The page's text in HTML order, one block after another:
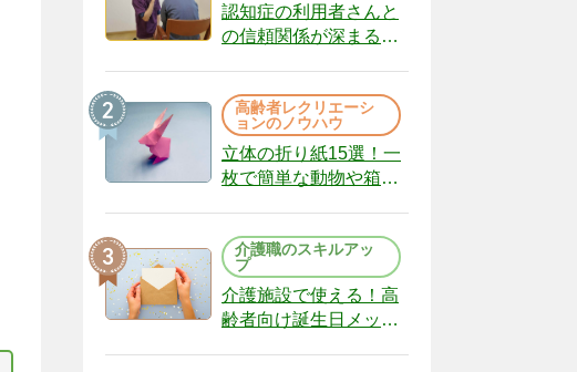
認知症の利用者さんと
の信頼関係が深まる声
（22）
高齢者レクリエーシ
ョンのノウハウ
立体の折り紙15選！一
枚で簡単な動物や箱、
介護職のスキルアッ
プ
介護施設で使える！高
齢者向け誕生日メッセ